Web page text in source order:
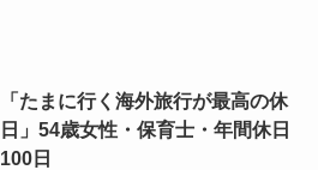
「たまに行く海外旅行が最高の休
日」54歳女性・保育士・年間休日
100日